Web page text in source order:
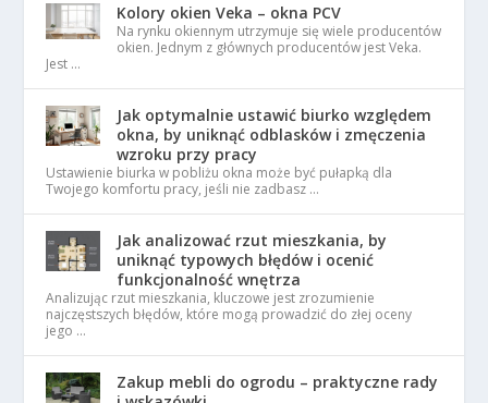
Kolory okien Veka – okna PCV
Na rynku okiennym utrzymuje się wiele producentów
okien. Jednym z głównych producentów jest Veka.
Jest …
Jak optymalnie ustawić biurko względem
okna, by uniknąć odblasków i zmęczenia
wzroku przy pracy
Ustawienie biurka w pobliżu okna może być pułapką dla
Twojego komfortu pracy, jeśli nie zadbasz …
Jak analizować rzut mieszkania, by
uniknąć typowych błędów i ocenić
funkcjonalność wnętrza
Analizując rzut mieszkania, kluczowe jest zrozumienie
najczęstszych błędów, które mogą prowadzić do złej oceny
jego …
Zakup mebli do ogrodu – praktyczne rady